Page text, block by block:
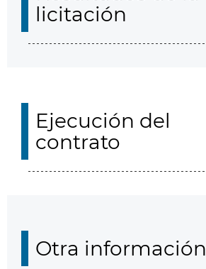
licitación
Ejecución del
contrato
Otra información